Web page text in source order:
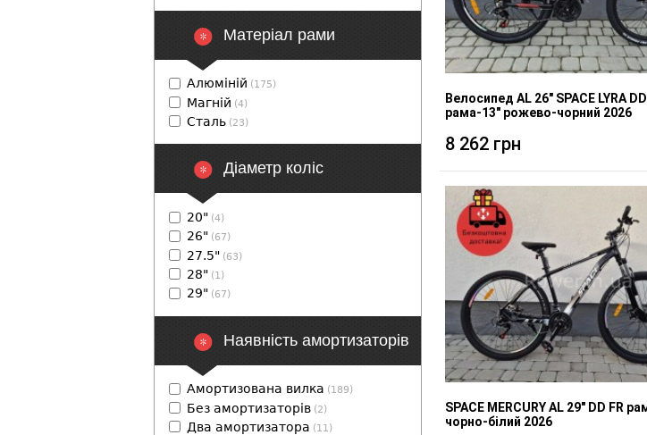
Велосипед AL 26" SPACE LYRA
рама-13" рожево-чорний 2026
8 262 грн
SPACE MERCURY AL 29" DD FR
чорно-білий 2026
Матеріал рами
Алюміній (175)
Магній (4)
Сталь (23)
Діаметр коліс
20" (4)
26" (67)
27.5" (63)
28" (1)
29" (67)
Наявність амортизаторів
Амортизована вилка (189)
Без амортизаторів (2)
Два амортизатора (11)